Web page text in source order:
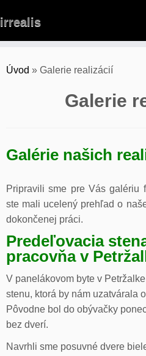
to
irrealis
Úvod » Galerie realizácií
Galerie
Galérie našich
Pripravili sme pre Vás galériu
ste mali ucelený prehľad o
dokončenej práci.
Predeľovacia
pracovňa v
V panelákovom byte v
stenu, ktorá by nám uzatvárala
Pôvodne bol do obývačky
bez dverí.
Navrhli sme posuvné dvere